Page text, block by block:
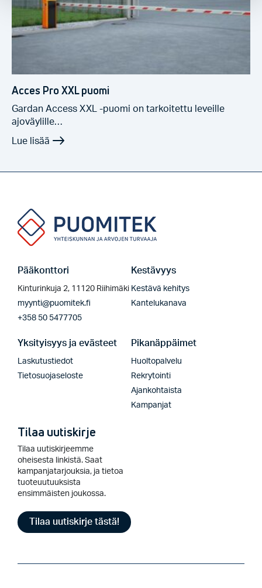
Acces Pro XXL puomi
Gardan Access XXL -puomi on tarkoitettu leveille
ajoväylille…
Pääkonttori
Kinturinkuja 2, 11120 Riihimäki
myynti@puomitek.fi
+358 50 5477705
Kestävyys
Kestävä kehitys
Kantelukanava
Yksityisyys ja evästeet
Laskutustiedot
Tietosuojaseloste
Pikanäppäimet
Huoltopalvelu
Rekrytointi
Ajankohtaista
Kampanjat
Tilaa uutiskirje
Tilaa uutiskirjeemme
oheisesta linkistä. Saat
kampanjatarjouksia, ja tietoa
tuoteuutuuksista
ensimmäisten joukossa.
Tilaa uutiskirje tästä!